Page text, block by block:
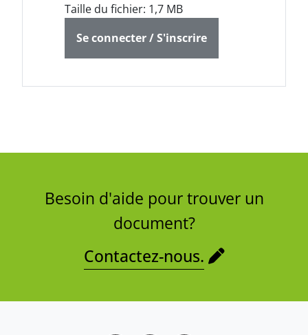
Taille du fichier: 1,7 MB
Se connecter / S'inscrire
Besoin d'aide pour trouver un
document?
Contactez-nous.